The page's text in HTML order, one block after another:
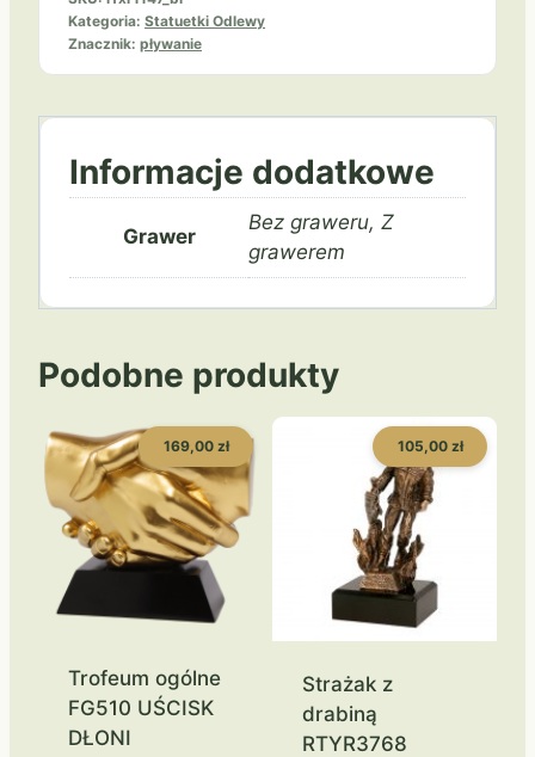
Kategoria: Statuetki Odlewy
Znacznik: pływanie
Informacje dodatkowe
Grawer
Bez graweru, Z
grawerem
Podobne produkty
169,00 zł
Trofeum ogólne
FG510 UŚCISK
DŁONI
105,00 zł
Strażak z
drabiną
RTYR3768